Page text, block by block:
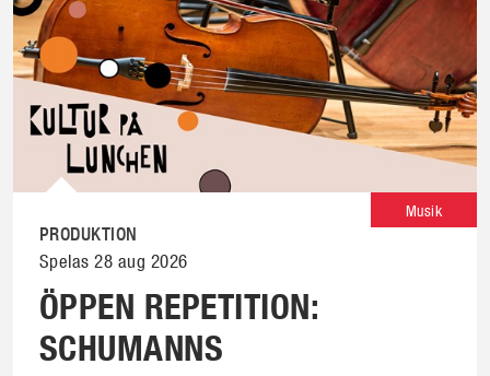
Musik
PRODUKTION
Spelas 28 aug 2026
ÖPPEN REPETITION:
SCHUMANNS